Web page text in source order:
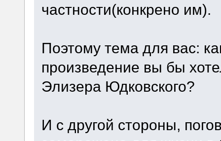
частности(конкрено им).
Поэтому тема для вас:
произведение вы бы
Элизера Юдковского?
И с другой стороны,